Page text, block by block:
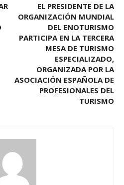
EL PRESIDENTE DE LA
ORGANIZACIÓN MUNDIAL
DEL ENOTURISMO
PARTICIPA EN LA TERCERA
MESA DE TURISMO
ESPECIALIZADO,
ORGANIZADA POR LA
ASOCIACIÓN ESPAÑOLA DE
PROFESIONALES DEL
TURISMO